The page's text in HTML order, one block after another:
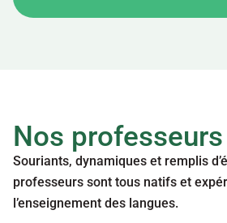
Nos professeurs
Souriants, dynamiques et remplis
professeurs sont tous natifs et
l’enseignement des langues.